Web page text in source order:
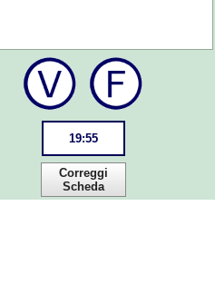
19:55
Correggi
Scheda